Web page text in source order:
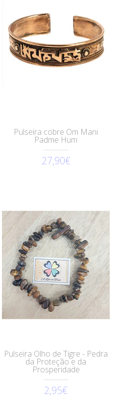
Pulseira cobre Om Mani
Padme Hum
27,90€
Pulseira Olho de Tigre - Pedra
da Proteção e da
Prosperidade
2,95€